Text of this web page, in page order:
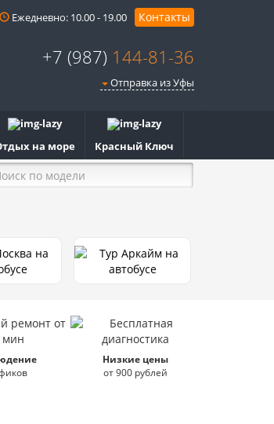
Ежедневно: 10.00 - 19.00 Контакты
+7 (987) 144-81-36
Отправка из Уфы
на море Красный Ключ
Низкие цены
от 900 рублей